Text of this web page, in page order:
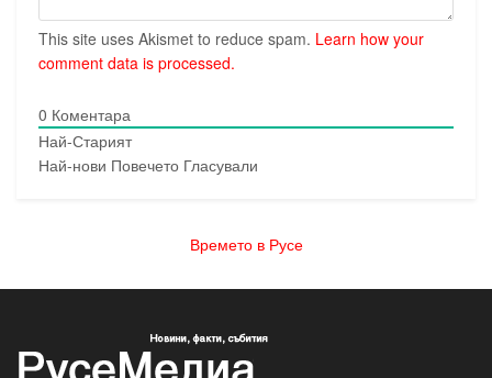
This site uses Akismet to reduce spam. Learn how your
comment data is processed.
0 Коментара
Най-Старият
Най-нови Повечето Гласували
Времето в Русе